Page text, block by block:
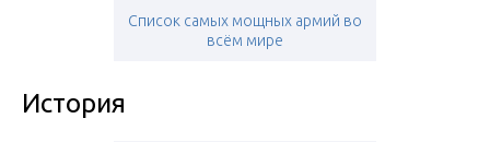
Список самых мощных армий во
всём мире
История